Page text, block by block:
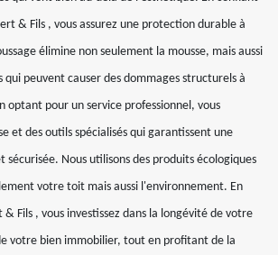
& Fils , vous assurez une protection durable à
élimine non seulement la mousse, mais aussi
qui peuvent causer des dommages structurels à
optant pour un service professionnel, vous
et des outils spécialisés qui garantissent une
Nous utilisons des produits écologiques
votre toit mais aussi l'environnement. En
Fils , vous investissez dans la longévité de votre
votre bien immobilier, tout en profitant de la